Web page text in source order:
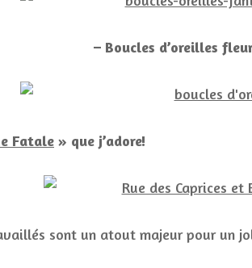
– Boucles d’oreilles
Fatale » que j’adore!
sont un atout majeur pour